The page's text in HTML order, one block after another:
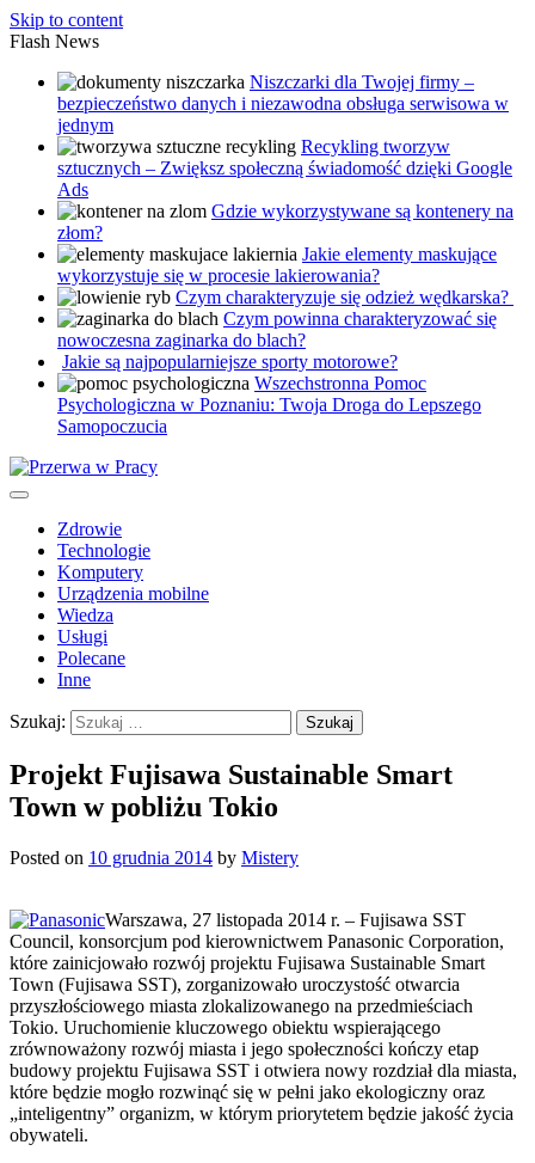
Skip to content
Flash News
Niszczarki dla Twojej firmy –
bezpieczeństwo danych i niezawodna obsługa serwisowa w
jednym
Recykling tworzyw
sztucznych – Zwiększ społeczną świadomość dzięki Google
Ads
Gdzie wykorzystywane są kontenery na
złom?
Jakie elementy maskujące
wykorzystuje się w procesie lakierowania?
Czym charakteryzuje się odzież wędkarska?
Czym powinna charakteryzować się
nowoczesna zaginarka do blach?
Jakie są najpopularniejsze sporty motorowe?
Wszechstronna Pomoc
Psychologiczna w Poznaniu: Twoja Droga do Lepszego
Samopoczucia
Zdrowie
Technologie
Komputery
Urządzenia mobilne
Wiedza
Usługi
Polecane
Inne
Szukaj:
Projekt Fujisawa Sustainable Smart
Town w pobliżu Tokio
Posted on 10 grudnia 2014 by Mistery
Warszawa, 27 listopada 2014 r. – Fujisawa SST
Council, konsorcjum pod kierownictwem Panasonic Corporation,
które zainicjowało rozwój projektu Fujisawa Sustainable Smart
Town (Fujisawa SST), zorganizowało uroczystość otwarcia
przyszłościowego miasta zlokalizowanego na przedmieściach
Tokio. Uruchomienie kluczowego obiektu wspierającego
zrównoważony rozwój miasta i jego społeczności kończy etap
budowy projektu Fujisawa SST i otwiera nowy rozdział dla miasta,
które będzie mogło rozwinąć się w pełni jako ekologiczny oraz
„inteligentny” organizm, w którym priorytetem będzie jakość życia
obywateli.